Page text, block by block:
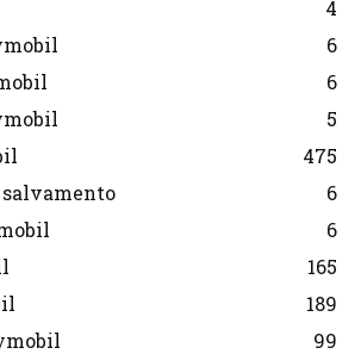
4
6
6
5
475
salvamento
6
6
165
189
99